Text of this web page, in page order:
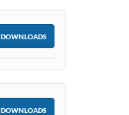
DOWNLOADS
DOWNLOADS